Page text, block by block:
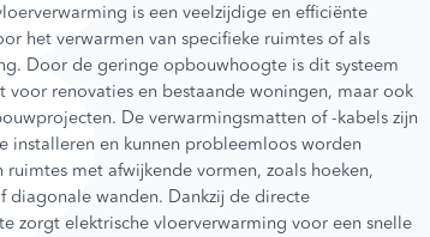
is een veelzijdige en efficiënte
het verwarmen van specifieke ruimtes of als
Door de geringe opbouwhoogte is dit systeem
voor renovaties en bestaande woningen, maar ook
De verwarmingsmatten of -kabels zijn
installeren en kunnen probleemloos worden
ruimtes met afwijkende vormen, zoals hoeken,
diagonale wanden. Dankzij de directe
zorgt elektrische vloerverwarming voor een snelle